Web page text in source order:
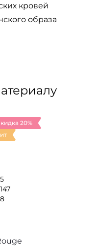
кровей
образа
20%
5
147
8